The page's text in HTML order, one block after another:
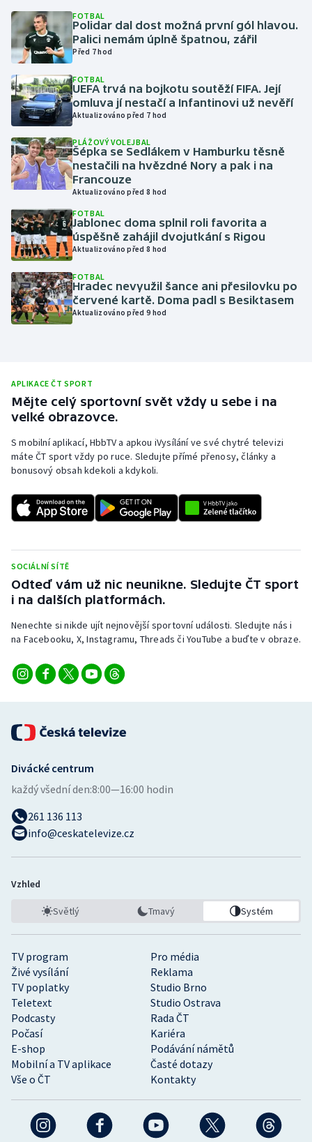
Judo
Krasobruslení
Lezení
Lyže a snowboard
Moderní pětiboj
Motorsport
Olympijské hry
Parasport
Plavání
Plážový volejbal
Short track
Sportovní střelba
Triatlon
Veslování
Vodní slalom
Volejbal
FOTBAL
Polidar dal dost možná první gól hlavou.
Palici nemám úplně špatnou, zářil
Před 7 hod
FOTBAL
UEFA trvá na bojkotu soutěží FIFA. Její
omluva jí nestačí a Infantinovi už nevěří
Aktualizováno před 7 hod
PLÁŽOVÝ VOLEJBAL
Šépka se Sedlákem v Hamburku těsně
nestačili na hvězdné Nory a pak i na
Francouze
Aktualizováno před 8 hod
FOTBAL
Jablonec doma splnil roli favorita a
úspěšně zahájil dvojutkání s Rigou
Aktualizováno před 8 hod
FOTBAL
Hradec nevyužil šance ani přesilovku po
červené kartě. Doma padl s Besiktasem
Aktualizováno před 9 hod
APLIKACE ČT SPORT
Mějte celý sportovní svět vždy u sebe i na
velké obrazovce.
S mobilní aplikací, HbbTV a apkou iVysílání ve své chytré televizi
máte ČT sport vždy po ruce. Sledujte přímé přenosy, články a
bonusový obsah kdekoli a kdykoli.
SOCIÁLNÍ SÍTĚ
Odteď vám už nic neunikne. Sledujte ČT sport
i na dalších platformách.
Nenechte si nikde ujít nejnovější sportovní události. Sledujte nás i
na Facebooku, X, Instagramu, Threads či YouTube a buďte v obraze.
TV program
Pro média
Živé vysílání
Reklama
TV poplatky
Studio Brno
Teletext
Studio Ostrava
Podcasty
Rada ČT
Počasí
Kariéra
E-shop
Podávání námětů
Mobilní a TV aplikace
Časté dotazy
Vše o ČT
Kontakty
Divácké centrum
každý všední den:8:00—16:00 hodin
261 136 113
info@ceskatelevize.cz
Vzhled
Světlý Tmavý Systém